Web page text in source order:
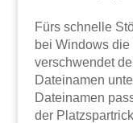
Fürs schnelle
bei Windows
verschwendet
Dateinamen
Dateinamen
der